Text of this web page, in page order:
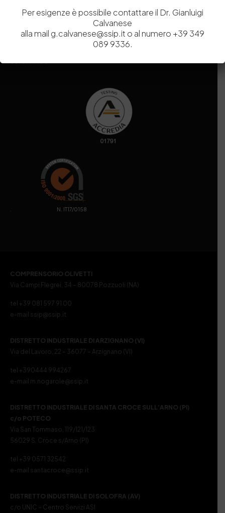
MIUR 000290_EIRI
9.690.240,00
Pecstazionesperimentaleindustriapelli@legalmail.it
. N. IT17/0158
COMPRENSORIO OLIVETTI
Via Campi Flegrei, 34 – 80078 Pozzuoli (NA)
tel +39 081 597 91 00
e-mail ssip@ssip.it
DISTRETTO INDUSTRIALE DI ARZIGNANO (VI)
Via del Lavoro, 22 – 36077 – Arzignano (VI)
tel +390444 994267
e-mail m.nogarole@ssip.it
DISTRETTO INDUSTRIALE DI SANTA CROCE SULL’ARNO (PI)
c/o POTECO
Via San Tommaso, 119/121/123
56029 S. Croce s/Arno (PI)
tel +39 0571 32542
e-mail santacroce@ssip.it
DISTRETTO INDUSTRIALE DI SOLOFRA (AV)
c/o UNIC – Centro Servizi ASI
Per esigenze è possibile contattare il Dr. Gianluigi
Calvanese
alla mail g.calvanese@ssip.it o al numero +39 349
089 9336.